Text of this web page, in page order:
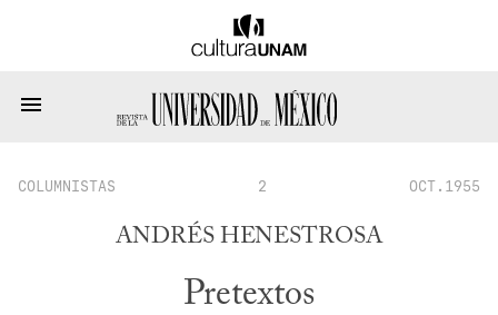
COLUMNISTAS 2 OCT.1955
ANDRÉS HENESTROSA
Pretextos